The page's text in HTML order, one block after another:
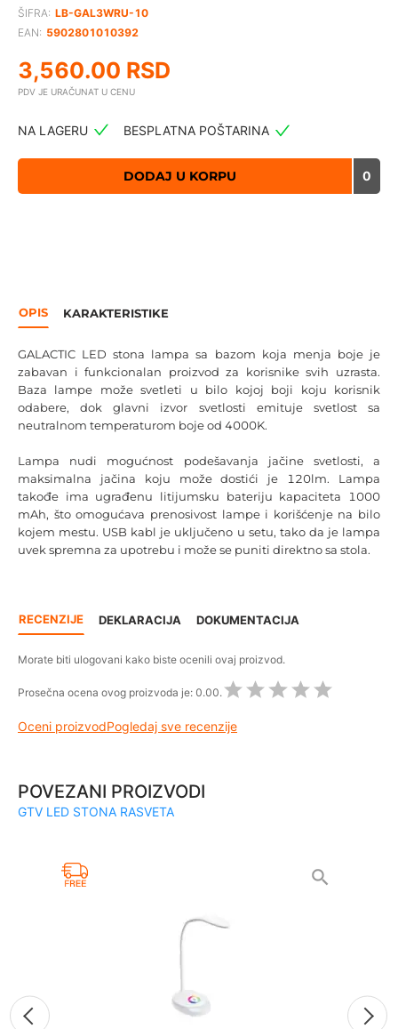
ŠIFRA: LB-GAL3WRU-10
EAN: 5902801010392
3,560.00 RSD
PDV JE URAČUNAT U CENU
NA LAGERU BESPLATNA POŠTARINA
DODAJ U KORPU 0
OPIS KARAKTERISTIKE
GALACTIC LED stona lampa sa bazom koja menja boje je
zabavan i funkcionalan proizvod za korisnike svih uzrasta.
Baza lampe može svetleti u bilo kojoj boji koju korisnik
odabere, dok glavni izvor svetlosti emituje svetlost sa
neutralnom temperaturom boje od 4000K.
Lampa nudi mogućnost podešavanja jačine svetlosti, a
maksimalna jačina koju može dostići je 120lm. Lampa
takođe ima ugrađenu litijumsku bateriju kapaciteta 1000
mAh, što omogućava prenosivost lampe i korišćenje na bilo
kojem mestu. USB kabl je uključeno u setu, tako da je lampa
uvek spremna za upotrebu i može se puniti direktno sa stola.
RECENZIJE DEKLARACIJA DOKUMENTACIJA
Morate biti ulogovani kako biste ocenili ovaj proizvod.
Prosečna ocena ovog proizvoda je: 0.00.
Oceni proizvodPogledaj sve recenzije
POVEZANI PROIZVODI
GTV LED STONA RASVETA